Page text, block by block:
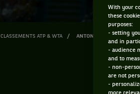
CLASSEMENTS ATP & WTA ANTONIA VERGARA
With your
these
purposes:
- setting
and in
- audience
and to
- non-
are not
-